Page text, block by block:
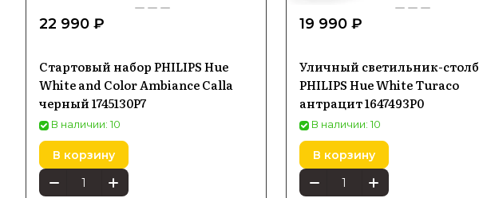
22 990 ₽
Стартовый набор PHILIPS Hue
White and Color Ambiance Calla
черный 1745130P7
В наличии: 10
В корзину
19 990 ₽
Уличный светильник-столб
PHILIPS Hue White Turaco
антрацит 1647493P0
В наличии: 10
В корзину